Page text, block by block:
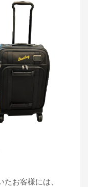
お客様には、